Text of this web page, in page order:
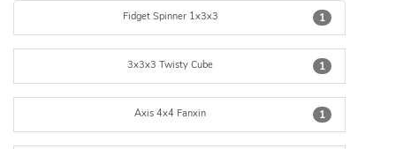
1
Fidget Spinner 1x3x3
1
3x3x3 Twisty Cube
1
Axis 4x4 Fanxin